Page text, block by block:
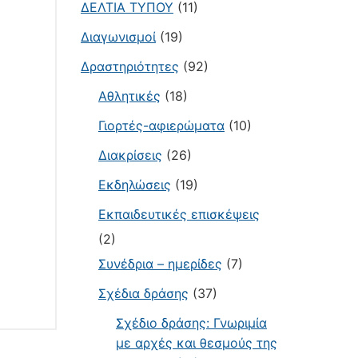
ΔΕΛΤΙΑ ΤΥΠΟΥ (11)
Διαγωνισμοί(19)
Δραστηριότητες (92)
Αθλητικές (18)
Γιορτές-αφιερώματα (10)
Διακρίσεις (26)
Εκδηλώσεις (19)
Εκπαιδευτικές επισκέψεις
(2)
Συνέδρια – ημερίδες (7)
Σχέδια δράσης (37)
Σχέδιο δράσης: Γνωριμία
με αρχές και θεσμούς της